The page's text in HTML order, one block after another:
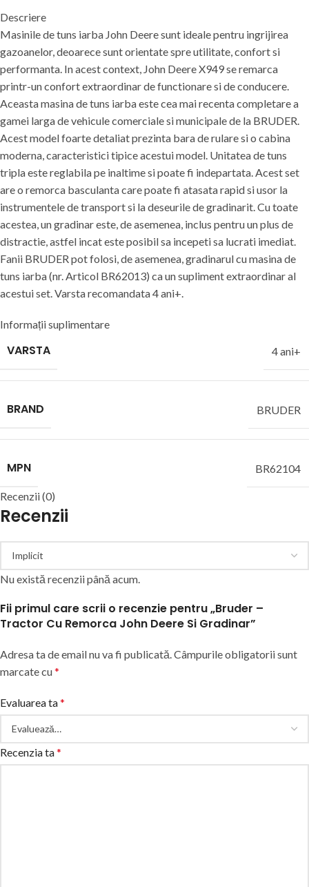
Descriere
Masinile de tuns iarba John Deere sunt ideale pentru ingrijirea
gazoanelor, deoarece sunt orientate spre utilitate, confort si
performanta. In acest context, John Deere X949 se remarca
printr-un confort extraordinar de functionare si de conducere.
Aceasta masina de tuns iarba este cea mai recenta completare a
gamei larga de vehicule comerciale si municipale de la BRUDER.
Acest model foarte detaliat prezinta bara de rulare si o cabina
moderna, caracteristici tipice acestui model. Unitatea de tuns
tripla este reglabila pe inaltime si poate fi indepartata. Acest set
are o remorca basculanta care poate fi atasata rapid si usor la
instrumentele de transport si la deseurile de gradinarit. Cu toate
acestea, un gradinar este, de asemenea, inclus pentru un plus de
distractie, astfel incat este posibil sa incepeti sa lucrati imediat.
Fanii BRUDER pot folosi, de asemenea, gradinarul cu masina de
tuns iarba (nr. Articol BR62013) ca un supliment extraordinar al
acestui set. Varsta recomandata 4 ani+.
Informații suplimentare
VARSTA 4 ani+
BRAND BRUDER
MPN BR62104
Recenzii (0)
Recenzii
Nu există recenzii până acum.
Fii primul care scrii o recenzie pentru „Bruder –
Tractor Cu Remorca John Deere Si Gradinar”
Adresa ta de email nu va fi publicată.Câmpurile obligatorii sunt
marcate cu*
Evaluarea ta*
Recenzia ta*